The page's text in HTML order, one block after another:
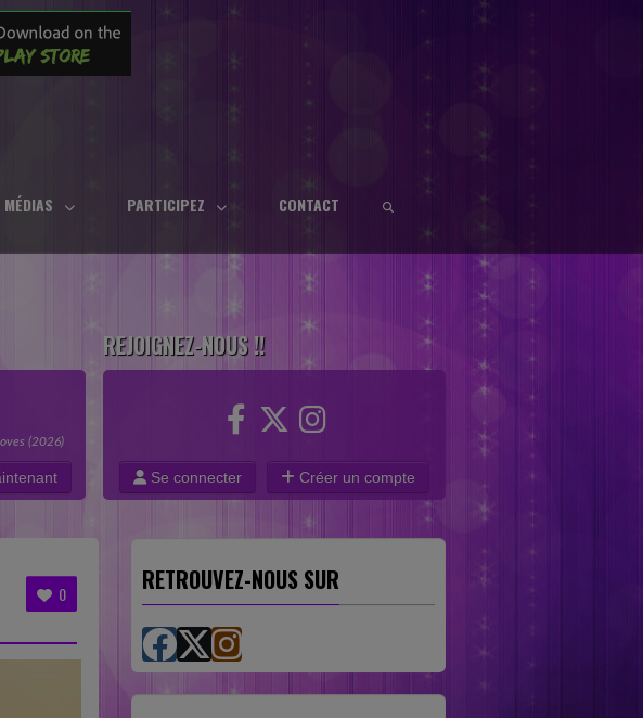
MÉDIAS PARTICIPEZ CONTACT
(2026)
REJOIGNEZ-NOUS !!
Se connecter Créer un compte
0 RETROUVEZ-NOUS SUR